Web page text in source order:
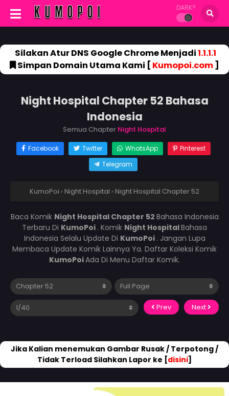
DARK?
Silakan Atur DNS Google Chrome Menjadi1.1.1.1
Simpan Domain Utama Kami [ Kumopoi.com]
Night Hospital Chapter 52 Bahasa
Indonesia
Semua Chapter Night Hospital
Facebook Twitter WhatsApp
Pinterest
Telegram
KumoPoi › Night Hospital › Night Hospital Chapter 52
Baca Komik Night Hospital Chapter 52 Bahasa Indonesia
Terbaru Di KumoPoi . Komik Night HospitalBahasa
Indonesia Selalu Update Di KumoPoi . Jangan Lupa
Membaca Update Komik Lainnya Ya. Daftar Koleksi Komik
KumoPoiAda Di Menu Daftar Komik.
Prev Next
Jika Kalian menemukan Gambar Rusak / Terpotong /
Tidak Terload Silahkan Lapor ke [disini]